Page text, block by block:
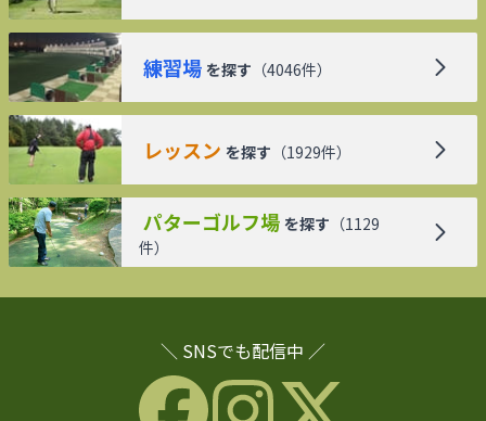
練習場 を探す （4046件）
レッスン を探す （1929件）
パターゴルフ場 を探す （1129
件）
＼ SNSでも配信中 ／